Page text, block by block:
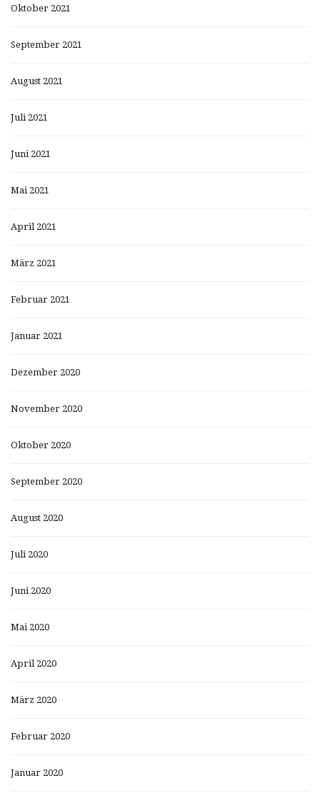
Oktober 2021
September 2021
August 2021
Juli 2021
Juni 2021
Mai 2021
April 2021
März 2021
Februar 2021
Januar 2021
Dezember 2020
November 2020
Oktober 2020
September 2020
August 2020
Juli 2020
Juni 2020
Mai 2020
April 2020
März 2020
Februar 2020
Januar 2020